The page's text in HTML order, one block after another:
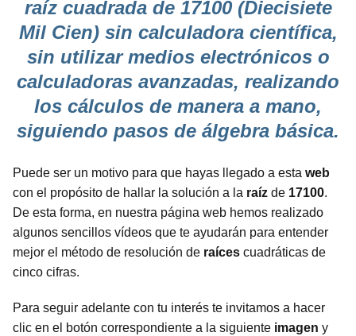
raíz cuadrada de 17100 (Diecisiete
Mil Cien) sin calculadora científica,
sin utilizar medios electrónicos o
calculadoras avanzadas, realizando
los cálculos de manera a mano,
siguiendo pasos de álgebra básica.
Puede ser un motivo para que hayas llegado a esta web
con el propósito de hallar la solución a la raíz de 17100.
De esta forma, en nuestra página web hemos realizado
algunos sencillos vídeos que te ayudarán para entender
mejor el método de resolución de raíces cuadráticas de
cinco cifras.
Para seguir adelante con tu interés te invitamos a hacer
clic en el botón correspondiente a la siguiente imagen y